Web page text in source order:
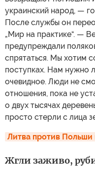
украинский народ, —
После службы он
„Мир на практике“. —
предупреждали
спрятаться. Мы хотим
поступках. Нам нужно
очевидное. Люди не
отношения, пока не
о двух тысячах
просто стерли с лица
Литва против Польши
Жгли заживо,